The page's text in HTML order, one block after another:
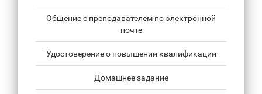
Общение с преподавателем по электронной
почте
Удостоверение о повышении квалификации
Домашнее задание